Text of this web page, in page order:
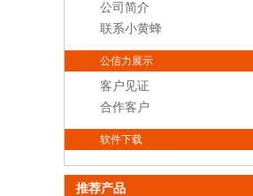
公司简介
联系小黄蜂
公信力展示
客户见证
合作客户
软件下载
推荐产品